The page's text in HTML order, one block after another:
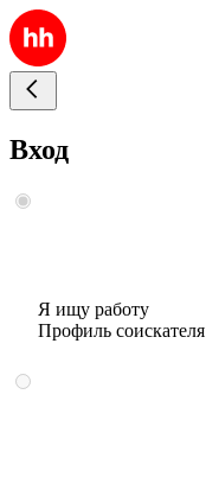
Вход
Я ищу работу
Профиль соискателя